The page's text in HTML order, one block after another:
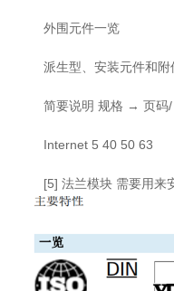
外围元件一览
派生型、安装元件和附
简要说明 规格 → 页码/
Internet 5 40 50 63
[5] 法兰模块 需要用来